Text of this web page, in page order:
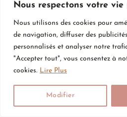
Nous respectons votre vie
Nous utilisons des cookies pour
de navigation, diffuser des
personnalisés et analyser notre
"Accepter tout", vous consentez à
cookies. Lire Plus
Modifier